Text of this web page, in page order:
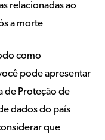
relacionadas ao
a morte
como
pode apresentar
de Proteção de
dados do país
que